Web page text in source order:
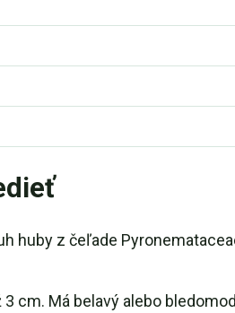
huby z čeľade
3 cm. Má belavý alebo